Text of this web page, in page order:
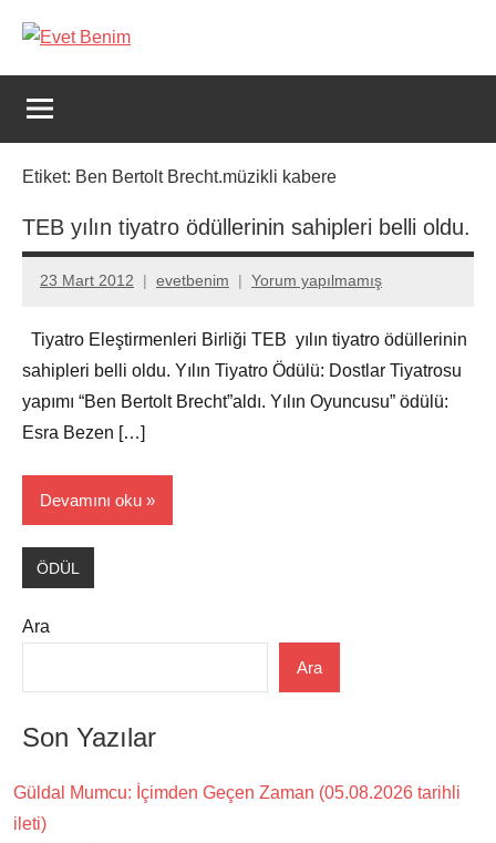
geç
Evet
Benim
Etiket: Ben Bertolt Brecht.müzikli kabere
TEB yılın tiyatro ödüllerinin sahipleri belli oldu.
23 Mart 2012 evetbenim Yorum yapılmamış
Tiyatro Eleştirmenleri Birliği TEB yılın tiyatro ödüllerinin
sahipleri belli oldu. Yılın Tiyatro Ödülü: Dostlar Tiyatrosu
yapımı “Ben Bertolt Brecht”aldı. Yılın Oyuncusu” ödülü:
Esra Bezen […]
Devamını oku
ÖDÜL
Ara
Ara
Son Yazılar
Güldal Mumcu: İçimden Geçen Zaman (05.08.2026 tarihli
ileti)